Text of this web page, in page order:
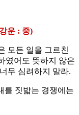
운 : 중)
모든 일을 그르친
였어도 뜻하지 않은
무 심려하지 말라.
를 짓밟는 경쟁에는